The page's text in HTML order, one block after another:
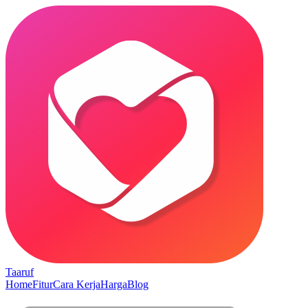
Taaruf
HomeFiturCara KerjaHargaBlog